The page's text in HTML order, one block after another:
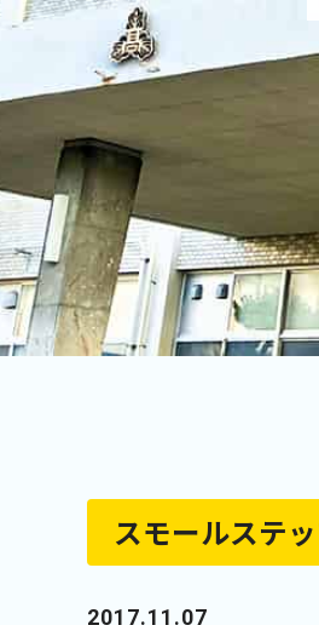
スモールステ
2017.11.07